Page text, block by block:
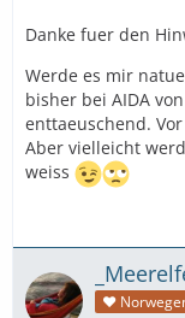
Danke fuer den
Werde es mir
bisher bei AIDA
enttaeuschend.
Aber vielleicht
weiss
♥